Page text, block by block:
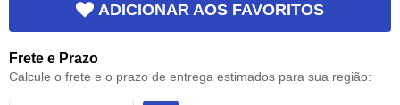
ADICIONAR AOS FAVORITOS
Frete e Prazo
Calcule o frete e o prazo de entrega estimados para sua região: